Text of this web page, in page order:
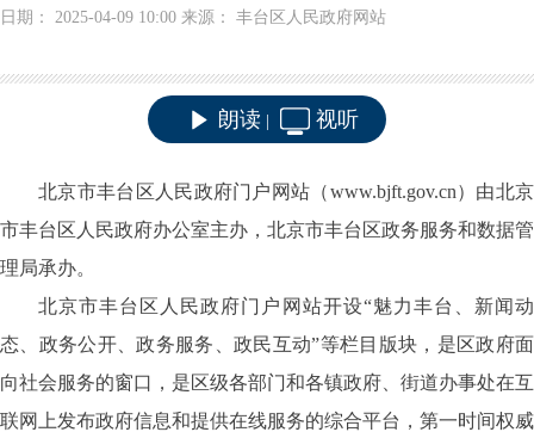
日期： 2025-04-09 10:00 来源： 丰台区人民政府网站
朗读 视听
北京市丰台区人民政府门户网站（www.bjft.gov.cn）由北京
市丰台区人民政府办公室主办，北京市丰台区政务服务和数据管
理局承办。
北京市丰台区人民政府门户网站开设“魅力丰台、新闻动
态、政务公开、政务服务、政民互动”等栏目版块，是区政府面
向社会服务的窗口，是区级各部门和各镇政府、街道办事处在互
联网上发布政府信息和提供在线服务的综合平台，第一时间权威